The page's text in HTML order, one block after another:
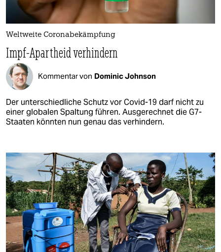
Weltweite Coronabekämpfung
Impf-Apartheid verhindern
Kommentar von Dominic Johnson
Der unterschiedliche Schutz vor Covid-19 darf nicht zu
einer globalen Spaltung führen. Ausgerechnet die G7-
Staaten könnten nun genau das verhindern.